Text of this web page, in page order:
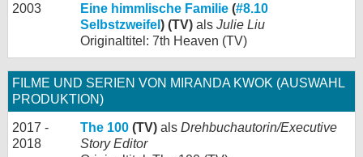
2003
Eine himmlische Familie (#8.10
Selbstzweifel ) (TV) als Julie Liu
Originaltitel: 7th Heaven (TV)
FILME UND SERIEN VON MIRANDA KWOK (AUSWAHL
PRODUKTION)
2017 -
2018
The 100 (TV) als Drehbuchautorin/Executive
Story Editor